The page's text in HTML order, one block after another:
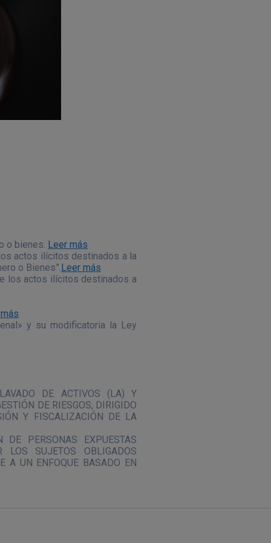
o bienes. Leer más
actos ilícitos destinados a la
o Bienes”. Leer más
los actos ilícitos destinados a
y su modificatoria la Ley
DE ACTIVOS (LA) Y
DE RIESGOS, DIRIGIDO
Y FISCALIZACIÓN DE LA
PERSONAS EXPUESTAS
SUJETOS OBLIGADOS
A UN ENFOQUE BASADO EN